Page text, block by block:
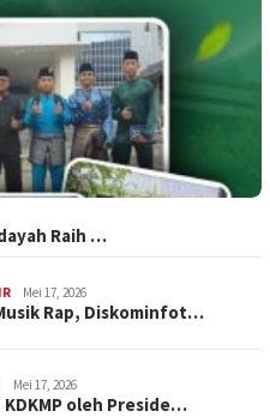
Raih …
Mei 17, 2026
Rap, Diskominfot…
Mei 17, 2026
oleh Preside…